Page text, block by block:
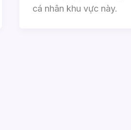
cá nhân khu vực này.